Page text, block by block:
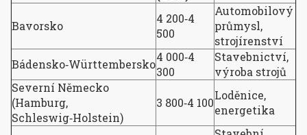
Bavorsko
4 200‑4
500
Automobilový
průmysl,
strojírenství
Bádensko‑Württembersko
4 000‑4
300
Stavebnictví,
výroba strojů
Severní Německo
(Hamburg,
Schleswig‑Holstein)
3 800‑4 100
Loděnice,
energetika